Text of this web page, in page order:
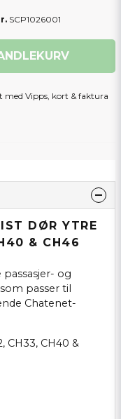
SCP1026001
med Vipps, kort & faktura
DØR YTRE
& CH46
og
passer til
Chatenet-
CH33, CH40 &